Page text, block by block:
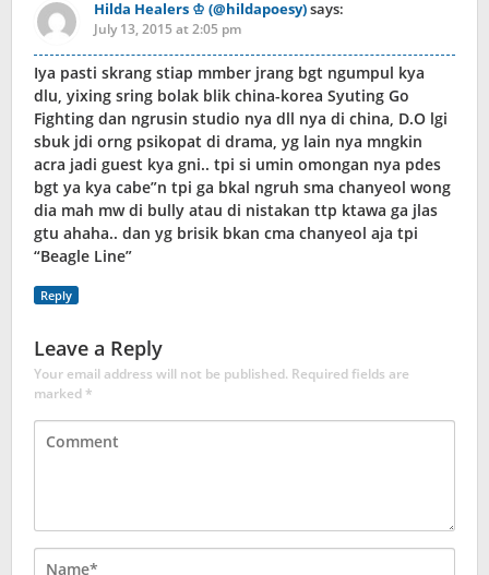
Hilda Healers ♔ (@hildapoesy)says:
July 13, 2015 at 2:05 pm
Iya pasti skrang stiap mmber jrang bgt ngumpul kya
dlu, yixing sring bolak blik china-korea Syuting Go
Fighting dan ngrusin studio nya dll nya di china, D.O lgi
sbuk jdi orng psikopat di drama, yg lain nya mngkin
acra jadi guest kya gni.. tpi si umin omongan nya pdes
bgt ya kya cabe”n tpi ga bkal ngruh sma chanyeol wong
dia mah mw di bully atau di nistakan ttp ktawa ga jlas
gtu ahaha.. dan yg brisik bkan cma chanyeol aja tpi
“Beagle Line”
Reply
Leave a Reply
Your email address will not be published. Required fields are
marked*